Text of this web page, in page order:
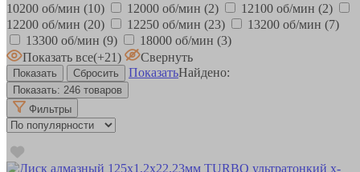
10200 об/мин (10) 12000 об/мин (2) 12100 об/мин (2)
12200 об/мин (20) 12250 об/мин (23) 13200 об/мин (7)
13300 об/мин (9) 18000 об/мин (3)
Показать все(+21)
Свернуть
ПоказатьНайдено:
Показать: 246 товаров
Фильтры